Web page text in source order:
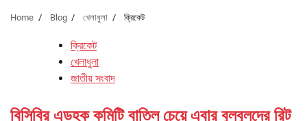
Home Blog খেলাধুলা ক্রিকেট
ক্রিকেট
খেলাধুলা
জাতীয় সংবাদ
বিসিবির এডহক কমিটি বাতিল চেয়ে এবার বুলবুলদের রিট